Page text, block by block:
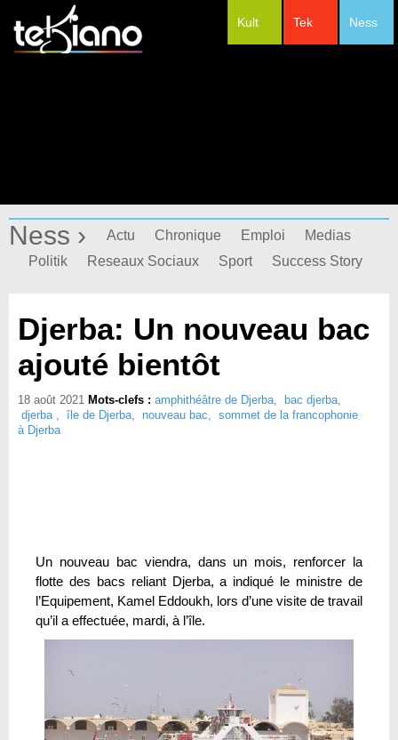
Ness
Tek
Kult
Ness › Actu Chronique Emploi
Medias
Politik
Reseaux Sociaux Sport Success Story
Djerba: Un nouveau bac
ajouté bientôt
18 août 2021 Mots-clefs : amphithéâtre de Djerba, bac djerba,
djerba , île de Djerba, nouveau bac, sommet de la francophonie
à Djerba
Un nouveau bac viendra, dans un mois, renforcer la
flotte des bacs reliant Djerba, a indiqué le ministre de
l’Equipement, Kamel Eddoukh, lors d’une visite de travail
qu’il a effectuée, mardi, à l’île.